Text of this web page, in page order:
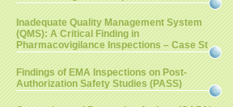
Inadequate Quality Management System
(QMS): A Critical Finding in
Pharmacovigilance Inspections – Case St
Findings of EMA Inspections on Post-
Authorization Safety Studies (PASS)